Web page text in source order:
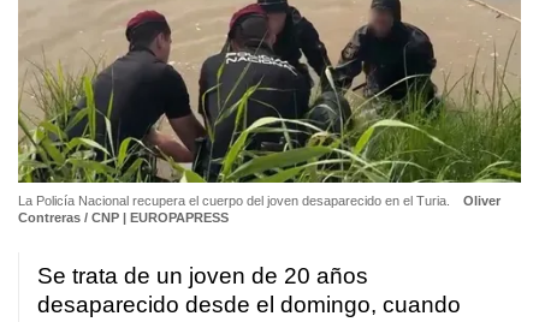
La Policía Nacional recupera el cuerpo del joven desaparecido en el Turia.
Oliver
Contreras / CNP | EUROPAPRESS
Se trata de un joven de 20 años
desaparecido desde el domingo, cuando